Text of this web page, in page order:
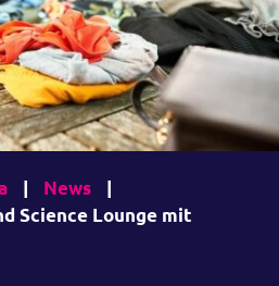
| News
|
Science Lounge mit